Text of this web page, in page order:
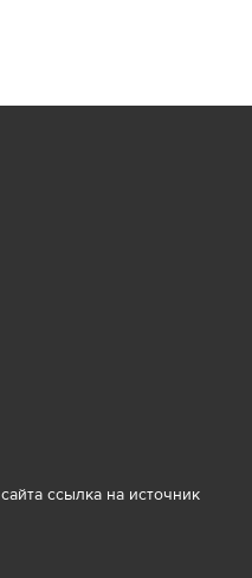
ссылка на источник